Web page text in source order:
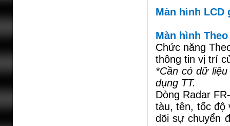
Màn hình
Màn hình
Chức năng
thông tin vị trí
*Cần có dữ
dụng TT.
Dòng Radar
tàu, tên, tốc độ
dõi sự chuyển